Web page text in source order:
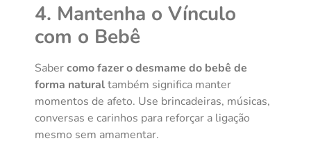
4. Mantenha o Vínculo
com o Bebê
Sabercomo fazer o desmame do bebê de
forma naturaltambém significa manter
momentos de afeto. Use brincadeiras, músicas,
conversas e carinhos para reforçar a ligação
mesmo sem amamentar.